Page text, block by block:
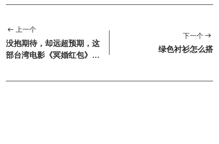
上一个
没抱期待，却远超预期，这
部台湾电影《冥婚红包》，
下一个
绿色衬衫怎么搭